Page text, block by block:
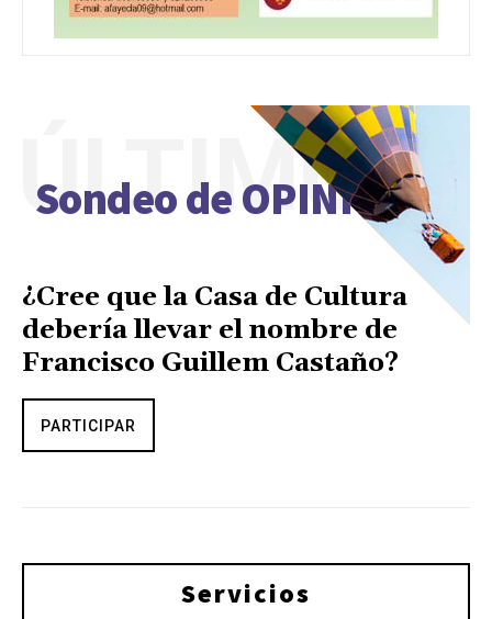
Sondeo de OPINIÓN
ÚLTIMO
¿Cree que la Casa de Cultura
debería llevar el nombre de
Francisco Guillem Castaño?
PARTICIPAR
Servicios